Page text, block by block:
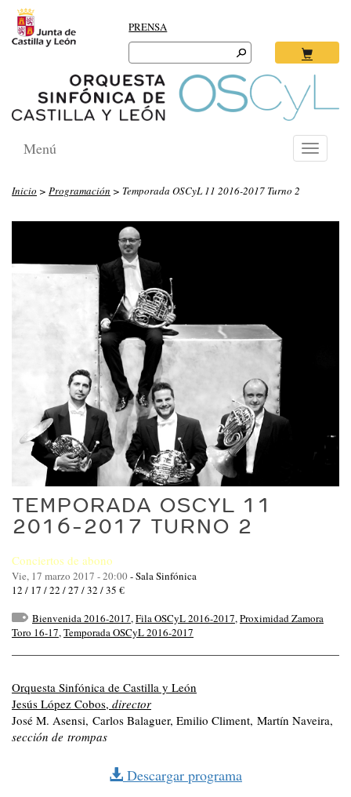
PRENSA
Search
for:
Toggle
Menú
Inicio > Programación > Temporada OSCyL 11 2016-2017 Turno 2
TEMPORADA OSCYL 11
2016-2017 TURNO 2
Conciertos de abono
Vie, 17 marzo 2017 - 20:00-Sala Sinfónica
12 / 17 / 22 / 27 / 32 / 35 €
Bienvenida 2016-2017, Fila OSCyL 2016-2017, Proximidad Zamora
Toro 16-17, Temporada OSCyL 2016-2017
Orquesta Sinfónica de Castilla y León
Jesús López Cobos, director
José M. Asensi, Carlos Balaguer, Emilio Climent, Martín Naveira,
sección de trompas
Descargar programa